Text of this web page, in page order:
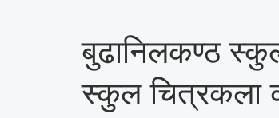
बुढानिलकण्ठ
स्कुल चित्रकला